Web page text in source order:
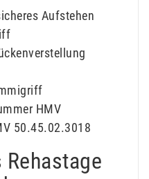
Aufstehen
HMV
50.45.02.3018